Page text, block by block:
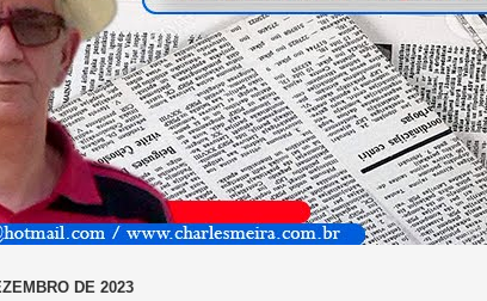
DE 2023